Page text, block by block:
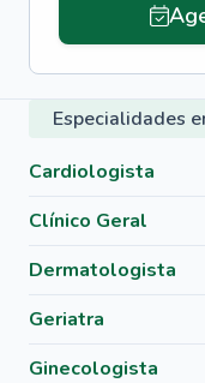
Especialidades
Cardiologista
Clínico Geral
Dermatologista
Geriatra
Ginecologista